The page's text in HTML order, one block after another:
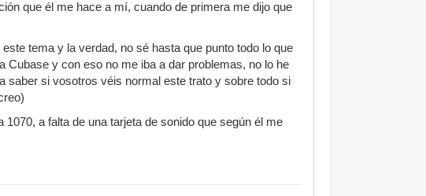
que él me hace a mí, cuando de primera me dijo que
tema y la verdad, no sé hasta que punto todo lo que
Cubase y con eso no me iba a dar problemas, no lo he
saber si vosotros véis normal este trato y sobre todo si
a falta de una tarjeta de sonido que según él me